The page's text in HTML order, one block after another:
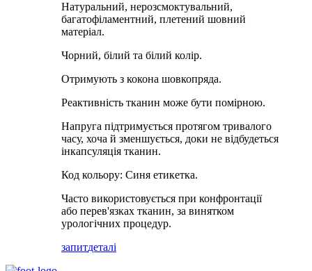
Натуральний, нерозсмоктувальний,
багатофіламентний, плетений шовний
матеріал.
Чорний, білий та білий колір.
Отримують з кокона шовкопряда.
Реактивність тканин може бути помірною.
Напруга підтримується протягом тривалого
часу, хоча й зменшується, доки не відбудеться
інкапсуляція тканин.
Код кольору: Синя етикетка.
Часто використовується при конфронтації
або перев'язках тканин, за винятком
урологічних процедур.
запитдеталі